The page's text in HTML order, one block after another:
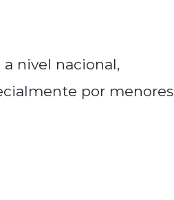
nivel nacional,
por menores